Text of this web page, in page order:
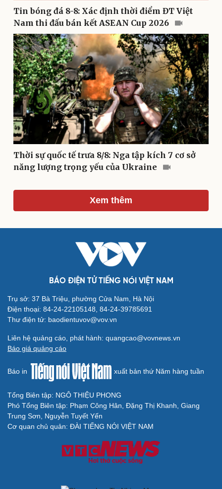
Sân khấu - Điện ảnh
Văn học
Âm nhạc
Di sản
Nghệ sĩ
Thời trang
Sao Việt
Tư vấn
check-in
Podcast
Câu chuyện thời sự
Cửa sổ tình yêu
Kể chuyện cho bé
Hạt giống tâm hồn
Cải chính
Tin bóng đá 8-8: Xác định thời điểm ĐT Việt
Nam thi đấu bán kết ASEAN Cup 2026
Thời sự quốc tế trưa 8/8: Nga tập kích 7 cơ sở
năng lượng trọng yếu của Ukraine
Xem thêm
BÁO ĐIỆN TỬ TIẾNG NÓI VIỆT NAM
Trụ sở: 37 Bà Triệu, phường Cửa Nam, Hà Nội
Điện thoại: 84-24-22105148, 84-24-39785691
Thư điện tử: baodientuvov@vov.vn
Liên hệ quảng cáo, phát hành: quangcao@vovnews.vn
Báo giá quảng cáo
Báo in xuất bản thứ Năm hàng tuần
Tổng Biên tập: NGÔ THIỆU PHONG
Phó Tổng Biên tập: Phạm Công Hân, Đặng Thị Khanh, Giang
Trung Sơn, Nguyễn Tuyết Yến
Cơ quan chủ quản: ĐÀI TIẾNG NÓI VIỆT NAM